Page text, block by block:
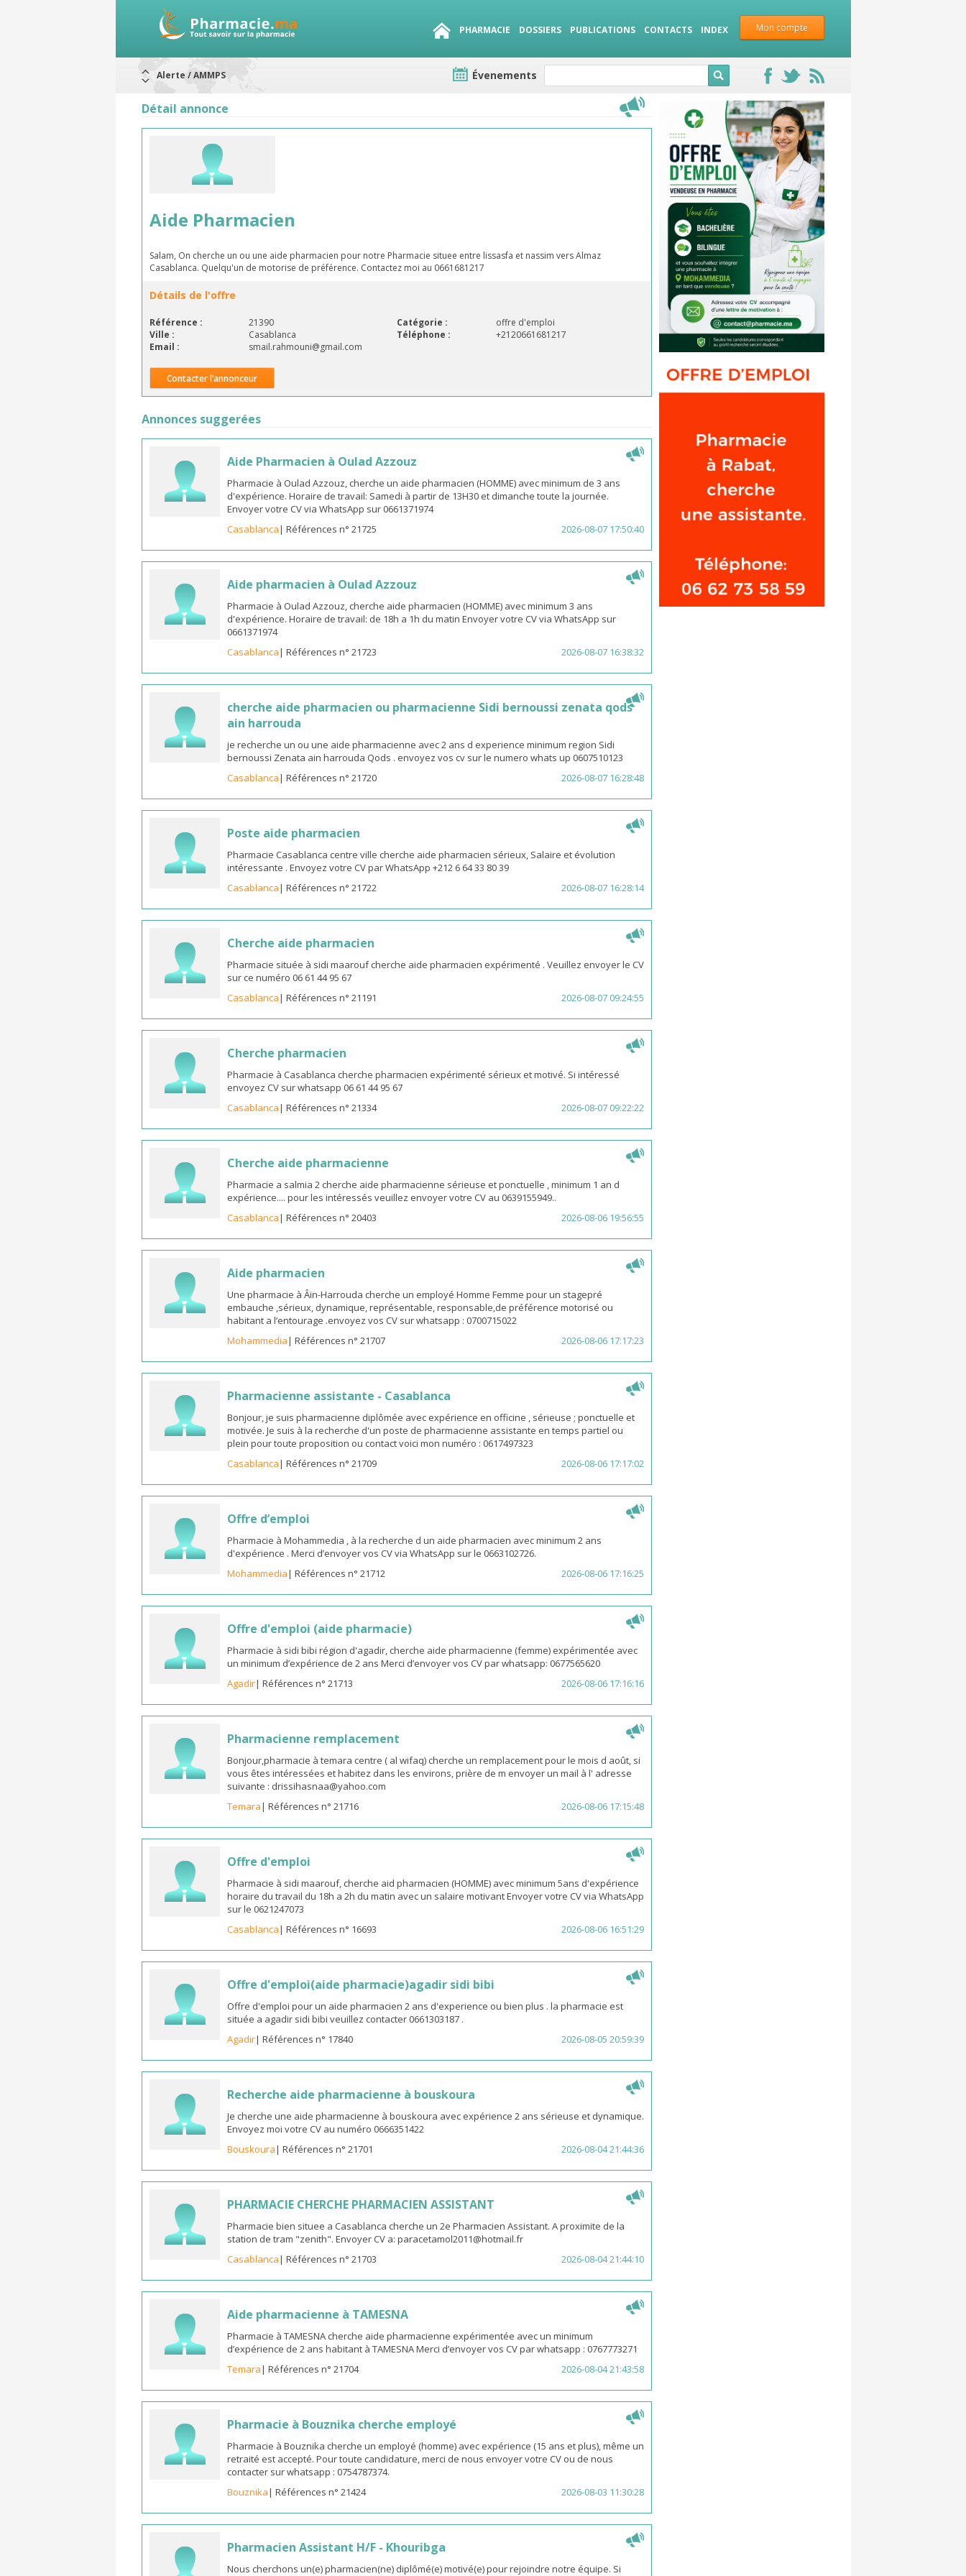
Mon compte
PHARMACIE DOSSIERS PUBLICATIONS CONTACTS INDEX
Alerte / AMMPS
Nouveau : Déclaration d'effets indésirables
ARRÊT DE COMMERCIALISATION
Rappel de lots : ANTITOXINE TÉTANIQUE 1500.
Rappel de lots : préparations lactées
Évenements
Détail annonce
Aide Pharmacien
Salam, On cherche un ou une aide pharmacien pour notre Pharmacie situee entre lissasfa et nassim vers Almaz
Casablanca. Quelqu'un de motorise de préférence. Contactez moi au 0661681217
Détails de l'offre
Référence : 21390 Catégorie :
offre d'emploi
Ville :
Casablanca Téléphone :
+2120661681217
Email :
smail.rahmouni@gmail.com
Contacter l’annonceur
Annonces suggerées
Aide Pharmacien à Oulad Azzouz
Pharmacie à Oulad Azzouz, cherche un aide pharmacien (HOMME) avec minimum de 3 ans
d'expérience. Horaire de travail: Samedi à partir de 13H30 et dimanche toute la journée.
Envoyer votre CV via WhatsApp sur 0661371974
Casablanca| Références n° 21725 2026-08-07 17:50:40
Aide pharmacien à Oulad Azzouz
Pharmacie à Oulad Azzouz, cherche aide pharmacien (HOMME) avec minimum 3 ans
d'expérience. Horaire de travail: de 18h a 1h du matin Envoyer votre CV via WhatsApp sur
0661371974
Casablanca| Références n° 21723 2026-08-07 16:38:32
cherche aide pharmacien ou pharmacienne Sidi bernoussi zenata qods
ain harrouda
je recherche un ou une aide pharmacienne avec 2 ans d experience minimum region Sidi
bernoussi Zenata ain harrouda Qods . envoyez vos cv sur le numero whats up 0607510123
Casablanca| Références n° 21720 2026-08-07 16:28:48
Poste aide pharmacien
Pharmacie Casablanca centre ville cherche aide pharmacien sérieux, Salaire et évolution
intéressante . Envoyez votre CV par WhatsApp +212 6 64 33 80 39
Casablanca| Références n° 21722 2026-08-07 16:28:14
Cherche aide pharmacien
Pharmacie située à sidi maarouf cherche aide pharmacien expérimenté . Veuillez envoyer le CV
sur ce numéro 06 61 44 95 67
Casablanca| Références n° 21191 2026-08-07 09:24:55
Cherche pharmacien
Pharmacie à Casablanca cherche pharmacien expérimenté sérieux et motivé. Si intéressé
envoyez CV sur whatsapp 06 61 44 95 67
Casablanca| Références n° 21334 2026-08-07 09:22:22
Cherche aide pharmacienne
Pharmacie a salmia 2 cherche aide pharmacienne sérieuse et ponctuelle , minimum 1 an d
expérience.... pour les intéressés veuillez envoyer votre CV au 0639155949..
Casablanca| Références n° 20403 2026-08-06 19:56:55
Aide pharmacien
Une pharmacie à Âïn-Harrouda cherche un employé Homme Femme pour un stagepré
embauche ,sérieux, dynamique, représentable, responsable,de préférence motorisé ou
habitant a l’entourage .envoyez vos CV sur whatsapp : 0700715022
Mohammedia| Références n° 21707 2026-08-06 17:17:23
Pharmacienne assistante - Casablanca
Bonjour, je suis pharmacienne diplômée avec expérience en officine , sérieuse ; ponctuelle et
motivée. Je suis à la recherche d'un poste de pharmacienne assistante en temps partiel ou
plein pour toute proposition ou contact voici mon numéro : 0617497323
Casablanca| Références n° 21709 2026-08-06 17:17:02
Offre d’emploi
Pharmacie à Mohammedia , à la recherche d un aide pharmacien avec minimum 2 ans
d'expérience . Merci d’envoyer vos CV via WhatsApp sur le 0663102726.
Mohammedia| Références n° 21712 2026-08-06 17:16:25
Offre d'emploi (aide pharmacie)
Pharmacie à sidi bibi région d'agadir, cherche aide pharmacienne (femme) expérimentée avec
un minimum d’expérience de 2 ans Merci d’envoyer vos CV par whatsapp: 0677565620
Agadir| Références n° 21713 2026-08-06 17:16:16
Pharmacienne remplacement
Bonjour,pharmacie à temara centre ( al wifaq) cherche un remplacement pour le mois d août, si
vous êtes intéressées et habitez dans les environs, prière de m envoyer un mail à l' adresse
suivante : drissihasnaa@yahoo.com
Temara| Références n° 21716 2026-08-06 17:15:48
Offre d'emploi
Pharmacie à sidi maarouf, cherche aid pharmacien (HOMME) avec minimum 5ans d'expérience
horaire du travail du 18h a 2h du matin avec un salaire motivant Envoyer votre CV via WhatsApp
sur le 0621247073
Casablanca| Références n° 16693 2026-08-06 16:51:29
Offre d'emploi(aide pharmacie)agadir sidi bibi
Offre d'emploi pour un aide pharmacien 2 ans d'experience ou bien plus . la pharmacie est
située a agadir sidi bibi veuillez contacter 0661303187 .
Agadir| Références n° 17840 2026-08-05 20:59:39
Recherche aide pharmacienne à bouskoura
Je cherche une aide pharmacienne à bouskoura avec expérience 2 ans sérieuse et dynamique.
Envoyez moi votre CV au numéro 0666351422
Bouskoura| Références n° 21701 2026-08-04 21:44:36
PHARMACIE CHERCHE PHARMACIEN ASSISTANT
Pharmacie bien situee a Casablanca cherche un 2e Pharmacien Assistant. A proximite de la
station de tram "zenith". Envoyer CV a: paracetamol2011@hotmail.fr
Casablanca| Références n° 21703 2026-08-04 21:44:10
Aide pharmacienne à TAMESNA
Pharmacie à TAMESNA cherche aide pharmacienne expérimentée avec un minimum
d’expérience de 2 ans habitant à TAMESNA Merci d’envoyer vos CV par whatsapp : 0767773271
Temara| Références n° 21704 2026-08-04 21:43:58
Pharmacie à Bouznika cherche employé
Pharmacie à Bouznika cherche un employé (homme) avec expérience (15 ans et plus), même un
retraité est accepté. Pour toute candidature, merci de nous envoyer votre CV ou de nous
contacter sur whatsapp : 0754787374.
Bouznika| Références n° 21424 2026-08-03 11:30:28
Pharmacien Assistant H/F - Khouribga
Nous cherchons un(e) pharmacien(ne) diplômé(e) motivé(e) pour rejoindre notre équipe. Si